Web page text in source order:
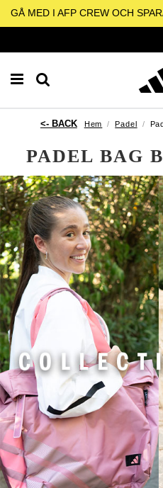
GÅ MED I AFP CREW OCH
Hem Padel
PADEL BAG